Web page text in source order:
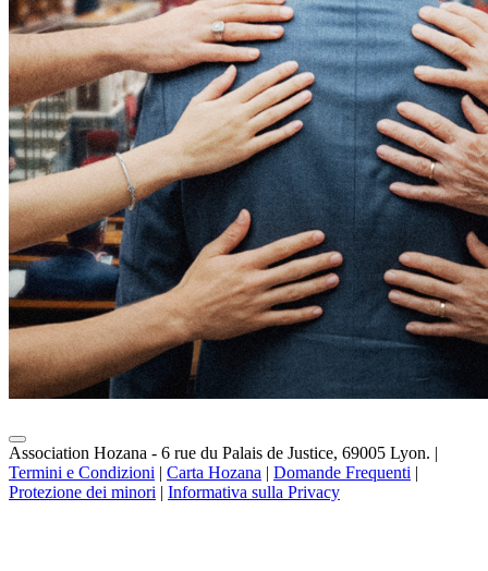
Association Hozana - 6 rue du Palais de Justice, 69005 Lyon. |
Termini e Condizioni | Carta Hozana | Domande Frequenti |
Protezione dei minori | Informativa sulla Privacy